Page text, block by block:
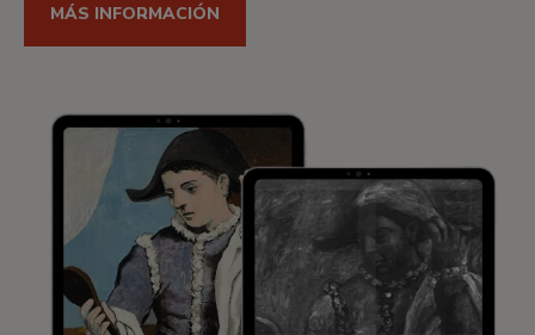
MÁS INFORMACIÓN